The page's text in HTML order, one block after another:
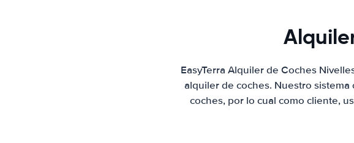
EasyTerra Alquiler de Coches
alquiler de coches. Nuestro
coches, por lo cual como cliente,